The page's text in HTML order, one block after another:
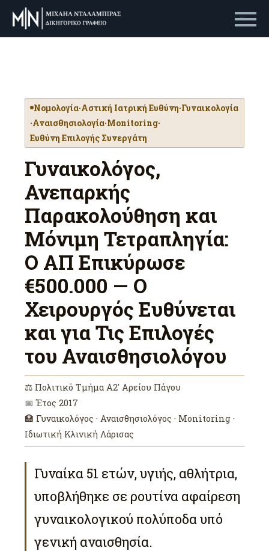
Primary Menu
Νομολογία·Αστική Ιατρική Ευθύνη·Γυναικολογία
·Αναισθησιολογία·Monitoring·
Ευθύνη Επιλογής Συνεργάτη
Γυναικολόγος,
Ανεπαρκής
Παρακολούθηση και
Μόνιμη Τετραπληγία:
Ο ΑΠ Επικύρωσε
€500.000 — Ο
Χειρουργός Ευθύνεται
και για Τις Επιλογές
του Αναισθησιολόγου
⚖ Πολιτικό Τμήμα Α2′ Αρείου Πάγου
📅 Έτος 2017
🏥 Γυναικολόγος · Αναισθησιολόγος · Monitoring ·
Ιδιωτική Κλινική Λάρισας
Γυναίκα 51 ετών, υγιής, αθλήτρια,
υποβλήθηκε σε ρουτίνα αφαίρεση
γυναικολογικού πολύποδα υπό
γενική αναισθησία.